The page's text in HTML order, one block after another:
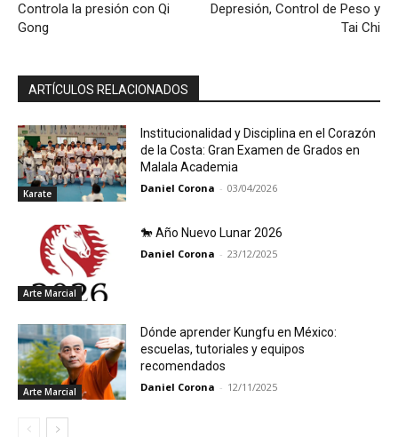
Controla la presión con Qi
Gong
Depresión, Control de Peso y
Tai Chi
ARTÍCULOS RELACIONADOS
Karate
Institucionalidad y Disciplina en el Corazón
de la Costa: Gran Examen de Grados en
Malala Academia
Daniel Corona - 03/04/2026
Arte Marcial
🐎 Año Nuevo Lunar 2026
Daniel Corona - 23/12/2025
Arte Marcial
Dónde aprender Kungfu en México:
escuelas, tutoriales y equipos
recomendados
Daniel Corona - 12/11/2025